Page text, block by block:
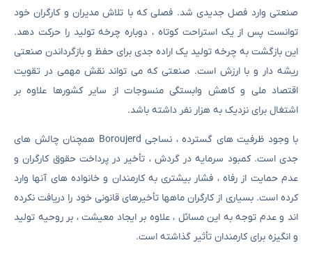
صنعتی وارد فصل جدیدی شد. فصلی که با تلاش مدیران و کارگران خود
توانست پس از یک استراحت کوتاه ، دوباره چرخه تولید را حرکت دهد.
این بازگشت به چرخه تولید یک اراده جدی برای حفظ و بازگرداندن صنعتی
ریشه دار و با ارزش است. صنعتی که می تواند نقش مهمی در تقویت
اقتصاد ملی و کاهش وابستگی منسوجات از سایر کشورها علاوه بر
اشتغال برای نزدیک به هزار نفر داشته باشد.
با وجود ظرفیت های گسترده ، نساجی Boroujerd همچنان چالش های
جدی است. کمبود سرمایه در گردش ، تأخیر در پرداخت حقوق کارگران و
عدم حمایت از رفاه ، فشار بیشتری به کارمندان و خانواده های آنها وارد
کرده است. بسیاری از کارگران ماهها تأخیرهای قانونی خود را دریافت نکرده
اند و عدم توجه به این مسائل ، علاوه بر ایجاد معیشت ، بر روحیه تولید
و انگیزه برای کارمندان تأثیر گذاشته است.